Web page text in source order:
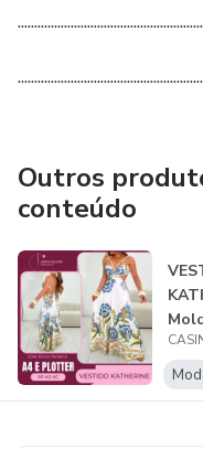
mesmo fora e dentro
Outros
conteúdo